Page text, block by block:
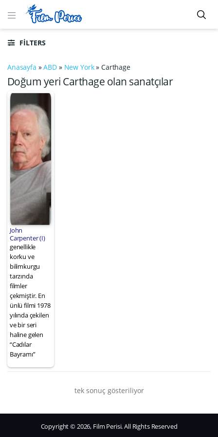
FILTERS
Anasayfa »ABD » New York»Carthage
Doğum yeri Carthage olan sanatçılar
John
Carpenter (I)
genellikle
korku ve
bilimkurgu
tarzında
filmler
çekmiştir. En
ünlü filmi 1978
yılında çekilen
ve bir seri
haline gelen
“Cadılar
Bayramı”
tek sonuç gösteriliyor
Copyright © 2026, Film Perisi. All Rights Reserved